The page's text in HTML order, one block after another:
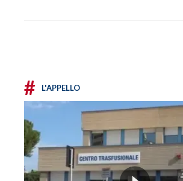
# L'APPELLO